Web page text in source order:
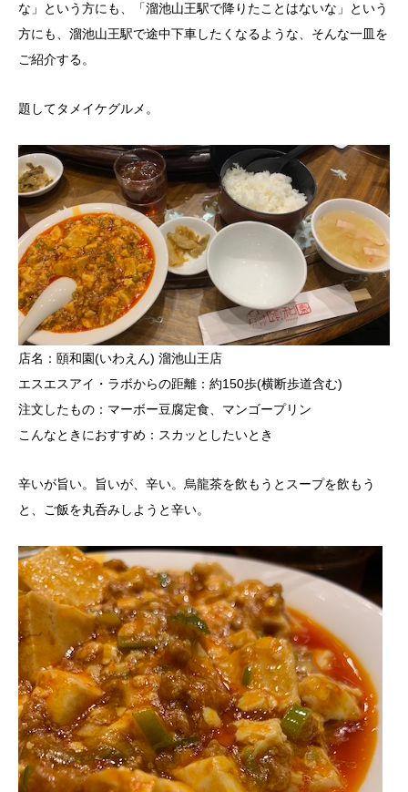
な」という方にも、「溜池山王駅で降りたことはないな」という
方にも、溜池山王駅で途中下車したくなるような、そんな一皿を
ご紹介する。
題してタメイケグルメ。
店名：頤和園(いわえん) 溜池山王店
エスエスアイ・ラボからの距離：約150歩(横断歩道含む)
注文したもの：マーボー豆腐定食、マンゴープリン
こんなときにおすすめ：スカッとしたいとき
辛いが旨い。旨いが、辛い。烏龍茶を飲もうとスープを飲もう
と、ご飯を丸呑みしようと辛い。